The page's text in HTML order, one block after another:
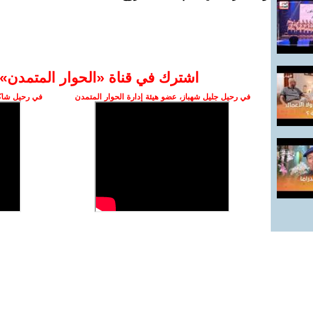
اشترك في قناة ‫«الحوار
في رحيل جليل شهباز، عضو هيئة إدارة الحوار المتمدن في رحيل